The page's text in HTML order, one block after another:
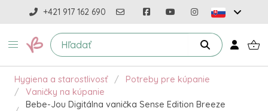
+421 917 162 690
Hygiena a starostlivosť
Potreby pre kúpanie
Vaničky na kúpanie
Bebe-Jou Digitálna vanička Sense Edition Breeze